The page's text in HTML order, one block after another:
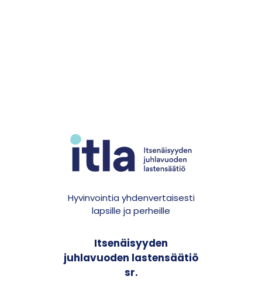
Hyvinvointia yhdenvertaisesti
lapsille ja perheille
Itsenäisyyden
juhlavuoden lastensäätiö
sr.